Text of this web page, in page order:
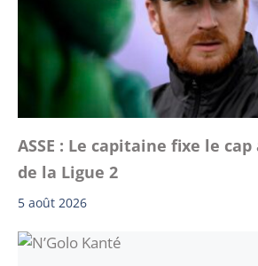
ASSE : Le capitaine fixe le
de la Ligue 2
5 août 2026